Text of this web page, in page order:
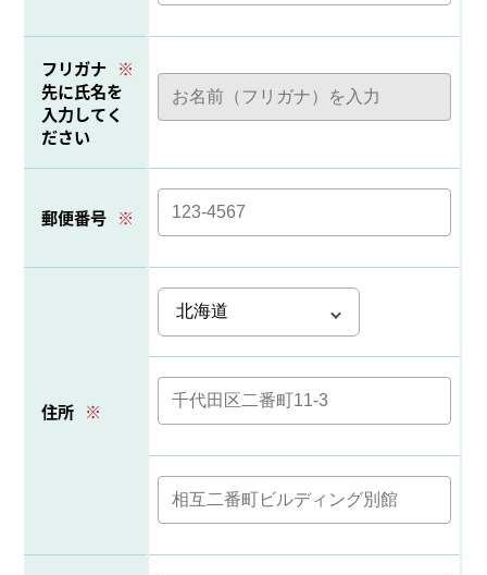
フリガナ ※
先に氏名を
入力してく
ださい
郵便番号 ※
住所 ※